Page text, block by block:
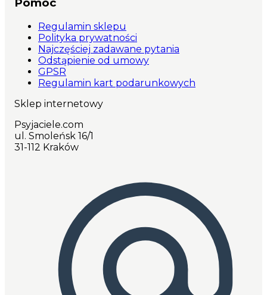
Regulamin sklepu
Polityka prywatności
Najczęściej zadawane pytania
Odstąpienie od umowy
GPSR
Regulamin kart podarunkowych
Sklep internetowy
Psyjaciele.com
ul. Smoleńsk 16/1
31-112 Kraków